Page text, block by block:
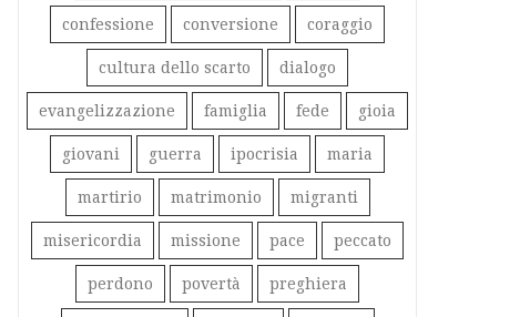
confessione conversione coraggio
cultura dello scarto dialogo
evangelizzazione famiglia fede gioia
giovani guerra ipocrisia maria
martirio matrimonio migranti
misericordia missione pace peccato
perdono povertà preghiera